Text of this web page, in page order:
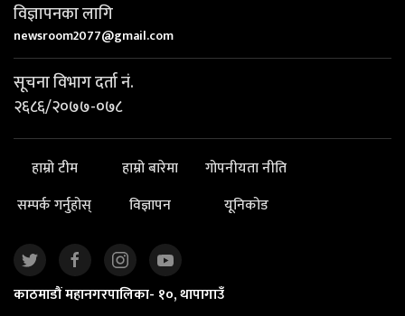
विज्ञापनका लागि
newsroom2077@gmail.com
सूचना विभाग दर्ता नं.
२६८६/२०७७-०७८
हाम्रो टीम हाम्रो बारेमा
गोपनीयता नीति
सम्पर्क गर्नुहोस्
विज्ञापन यूनिकोड
काठमाडौं महानगरपालिका- १०, थापागाउँ